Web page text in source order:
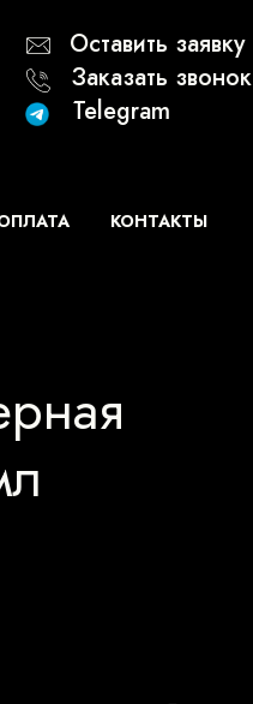
Оставить заявку
Заказать звонок
Telegram
КОНТАКТЫ